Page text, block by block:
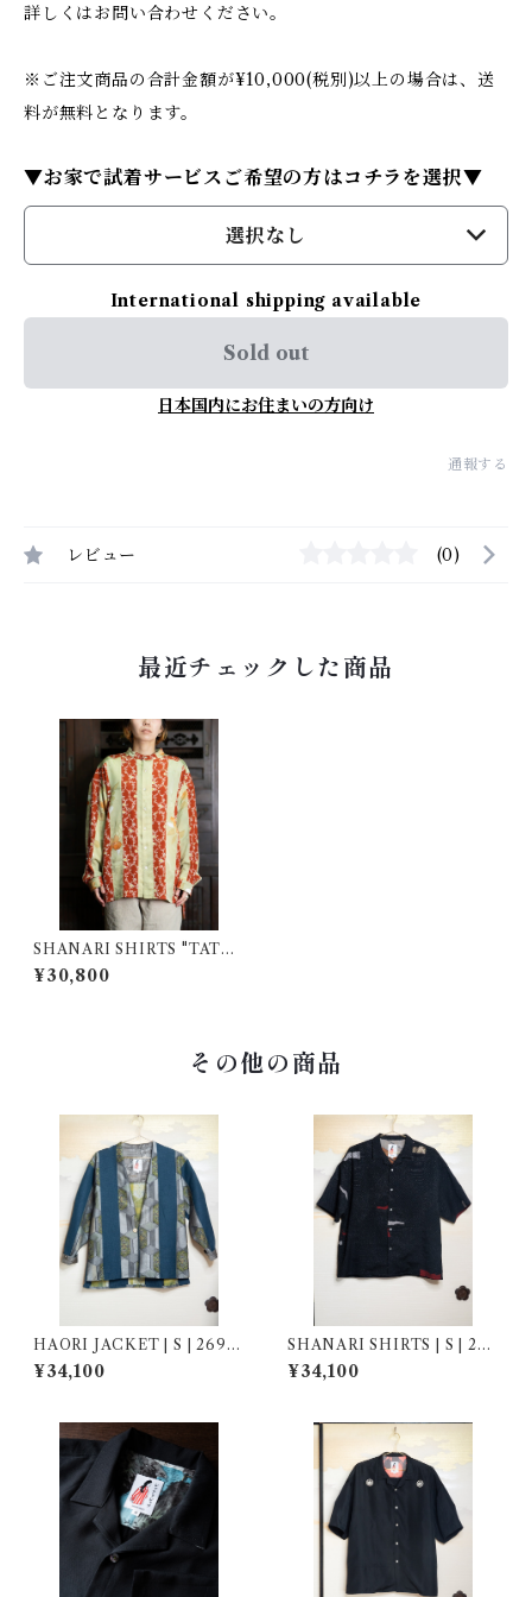
詳しくはお問い合わせください。
※ご注文商品の合計金額が¥10,000(税別)以上の場合は、送
料が無料となります。
▼お家で試着サービスご希望の方はコチラを選択▼
選択なし
International shipping available
Sold out
日本国内にお住まいの方向け
通報する
レビュー (0)
最近チェックした商品
SHANARI SHIRTS "TATEJ
IMA" | L
¥30,800
その他の商品
HAORI JACKET | S | 2690
09
¥34,100
SHANARI SHIRTS | S | 264
041
¥34,100